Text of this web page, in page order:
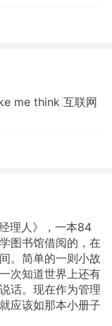
me think 互联网
经理人》，一本84
图书馆借阅的，在
。简单的一则小故
次知道世界上还有
话。现在作为管理
应该如那本小册子